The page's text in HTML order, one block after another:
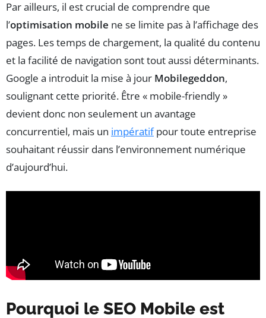
Par ailleurs, il est crucial de comprendre que
l’optimisation mobile ne se limite pas à l’affichage des
pages. Les temps de chargement, la qualité du contenu
et la facilité de navigation sont tout aussi déterminants.
Google a introduit la mise à jour Mobilegeddon,
soulignant cette priorité. Être « mobile-friendly »
devient donc non seulement un avantage
concurrentiel, mais un impératifpour toute entreprise
souhaitant réussir dans l’environnement numérique
d’aujourd’hui.
Pourquoi le SEO Mobile est